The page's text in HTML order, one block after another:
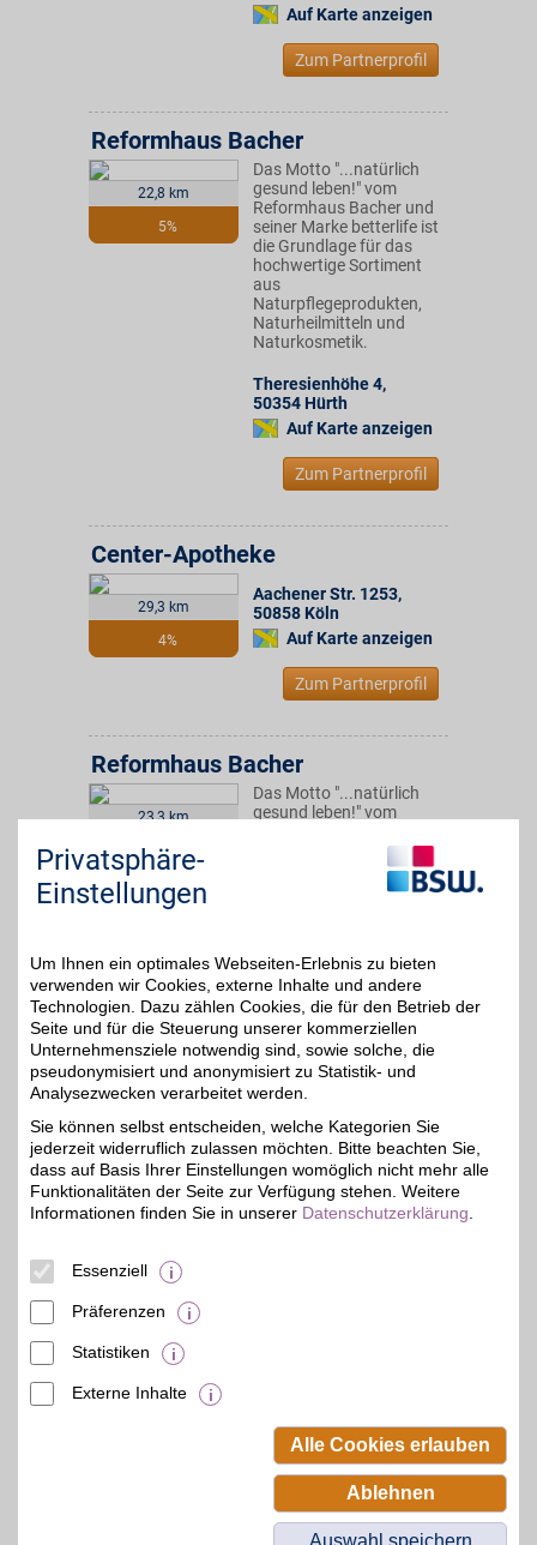
Auf Karte anzeigen
Zum Partnerprofil
22,8 km
5%
Reformhaus Bacher
Das Motto "...natürlich
gesund leben!" vom
Reformhaus Bacher und
seiner Marke betterlife ist
die Grundlage für das
hochwertige Sortiment
aus
Naturpflegeprodukten,
Naturheilmitteln und
Naturkosmetik.
Theresienhöhe 4,
50354 Hürth
Auf Karte anzeigen
Zum Partnerprofil
29,3 km
4%
Center-Apotheke
Aachener Str. 1253,
50858 Köln
Auf Karte anzeigen
Zum Partnerprofil
23,3 km
5%
Reformhaus Bacher
Das Motto "...natürlich
gesund leben!" vom
seiner Marke betterlife ist
die Grundlage für das
hochwertige Sortiment
Naturkosmetik.
Severinstr. 16
50678 Köln
Auf Karte anzeigen
Zum Partnerprofil
4%
Bahnhof-Apotheke
Kölner Str. 7,
Beamten-Selbsthilfewerk GmbH.
Privatsphäre-
Einstellungen
Um Ihnen ein optimales Webseiten-Erlebnis zu bieten
verwenden wir Cookies, externe Inhalte und andere
Technologien. Dazu zählen Cookies, die für den Betrieb der
Seite und für die Steuerung unserer kommerziellen
Unternehmensziele notwendig sind, sowie solche, die
pseudonymisiert und anonymisiert zu Statistik- und
Analysezwecken verarbeitet werden.
Sie können selbst entscheiden, welche Kategorien Sie
jederzeit widerruflich zulassen möchten. Bitte beachten Sie,
dass auf Basis Ihrer Einstellungen womöglich nicht mehr alle
Funktionalitäten der Seite zur Verfügung stehen. Weitere
Informationen finden Sie in unserer Datenschutzerklärung
Essenziell
Präferenzen
Statistiken
Externe Inhalte
Alle Cookies erlauben
Ablehnen
Auswahl speichern